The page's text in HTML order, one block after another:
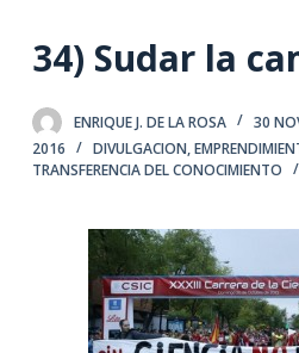
n
34) Sudar la
ENRIQUE J. DE LA ROSA
30
2016
DIVULGACION,
TRANSFERENCIA DEL CONOCIMIENTO